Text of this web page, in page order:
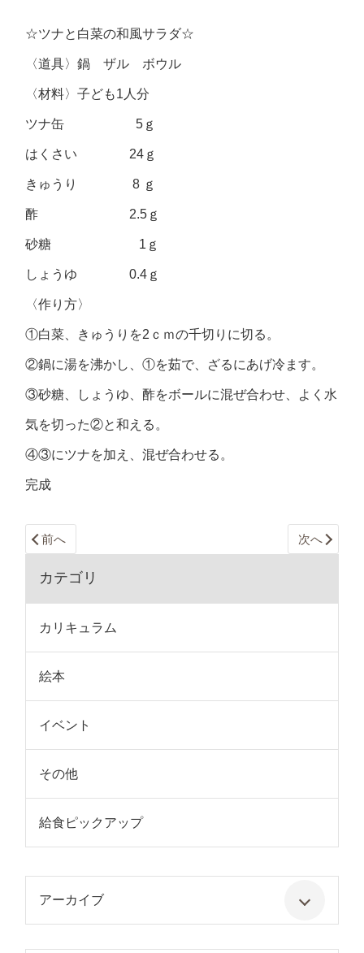
☆ツナと白菜の和風サラダ☆
〈道具〉鍋 ザル ボウル
〈材料〉子ども1人分
ツナ缶 5ｇ
はくさい 24ｇ
きゅうり 8 ｇ
酢 2.5ｇ
砂糖 1ｇ
しょうゆ 0.4ｇ
〈作り方〉
①白菜、きゅうりを2ｃｍの千切りに切る。
②鍋に湯を沸かし、①を茹で、ざるにあげ冷ます。
③砂糖、しょうゆ、酢をボールに混ぜ合わせ、よく水
気を切った②と和える。
④③にツナを加え、混ぜ合わせる。
完成
前へ 次へ
カテゴリ
カリキュラム
絵本
イベント
その他
給食ピックアップ
アーカイブ